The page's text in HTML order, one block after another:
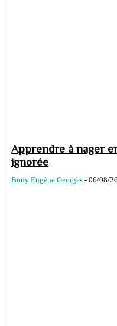
Apprendre à nager
ignorée
Bony Eugène Georges - 06/08/26